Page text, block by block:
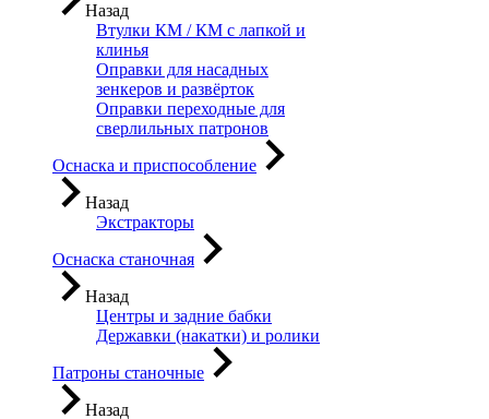
Назад
Втулки КМ / КМ с лапкой и
клинья
Оправки для насадных
зенкеров и развёрток
Оправки переходные для
сверлильных патронов
Оснаска и приспособление
Назад
Экстракторы
Оснаска станочная
Назад
Центры и задние бабки
Державки (накатки) и ролики
Патроны станочные
Назад